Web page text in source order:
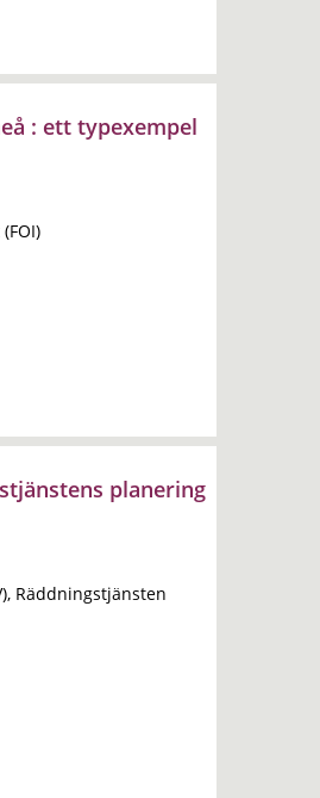
: ett typexempel
planering
Räddningstjänsten